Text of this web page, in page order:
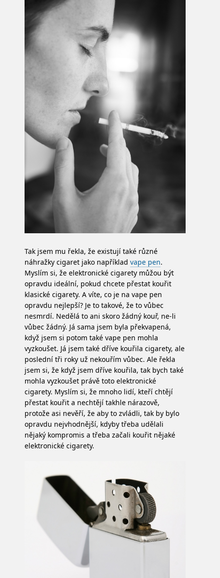
Tak jsem mu řekla, že existují také různé
náhražky cigaret jako například vape pen.
Myslím si, že elektronické cigarety můžou být
opravdu ideální, pokud chcete přestat kouřit
klasické cigarety. A víte, co je na vape pen
opravdu nejlepší? Je to takové, že to vůbec
nesmrdí. Nedělá to ani skoro žádný kouř, ne-li
vůbec žádný. Já sama jsem byla překvapená,
když jsem si potom také vape pen mohla
vyzkoušet. Já jsem také dříve kouřila cigarety, ale
poslední tři roky už nekouřím vůbec. Ale řekla
jsem si, že když jsem dříve kouřila, tak bych také
mohla vyzkoušet právě toto elektronické
cigarety. Myslím si, že mnoho lidí, kteří chtějí
přestat kouřit a nechtějí takhle nárazově,
protože asi nevěří, že aby to zvládli, tak by bylo
opravdu nejvhodnější, kdyby třeba udělali
nějaký kompromis a třeba začali kouřit nějaké
elektronické cigarety.